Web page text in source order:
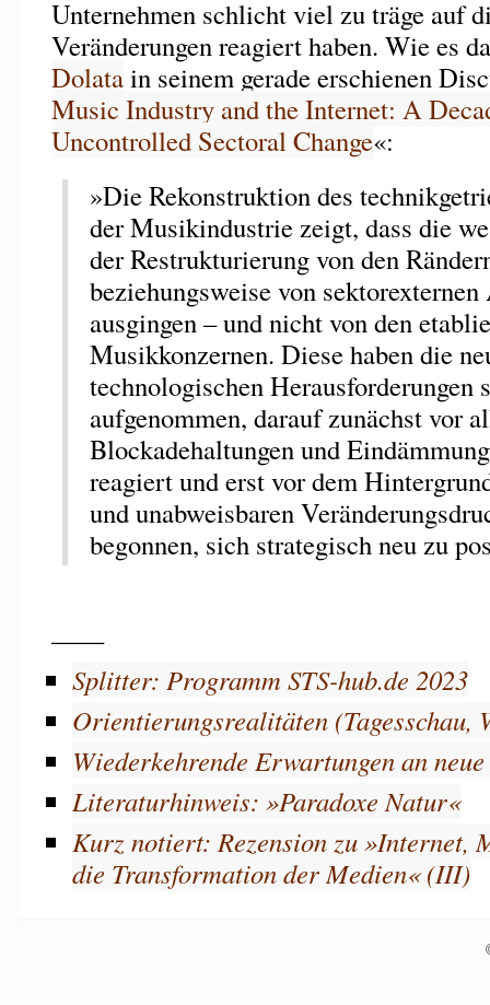
Unternehmen schlicht viel zu träge auf
Veränderungen reagiert haben. Wie es
Dolatain seinem gerade erschienen
Music Industry and the Internet: A
Uncontrolled Sectoral Change«:
»Die Rekonstruktion des
der Musikindustrie zeigt, dass die
der Restrukturierung von den
beziehungsweise von
ausgingen – und nicht von den
Musikkonzernen. Diese haben die
technologischen Herausforderungen
aufgenommen, darauf zunächst vor
Blockadehaltungen und
reagiert und erst vor dem
und unabweisbaren
begonnen, sich strategisch neu zu
Splitter: Programm STS-hub.de 2023
Orientierungsrealitäten (Tagesschau,
Wiederkehrende Erwartungen an
Literaturhinweis: »Paradoxe Natur«
Kurz notiert: Rezension zu »Internet,
die Transformation der Medien« (III)